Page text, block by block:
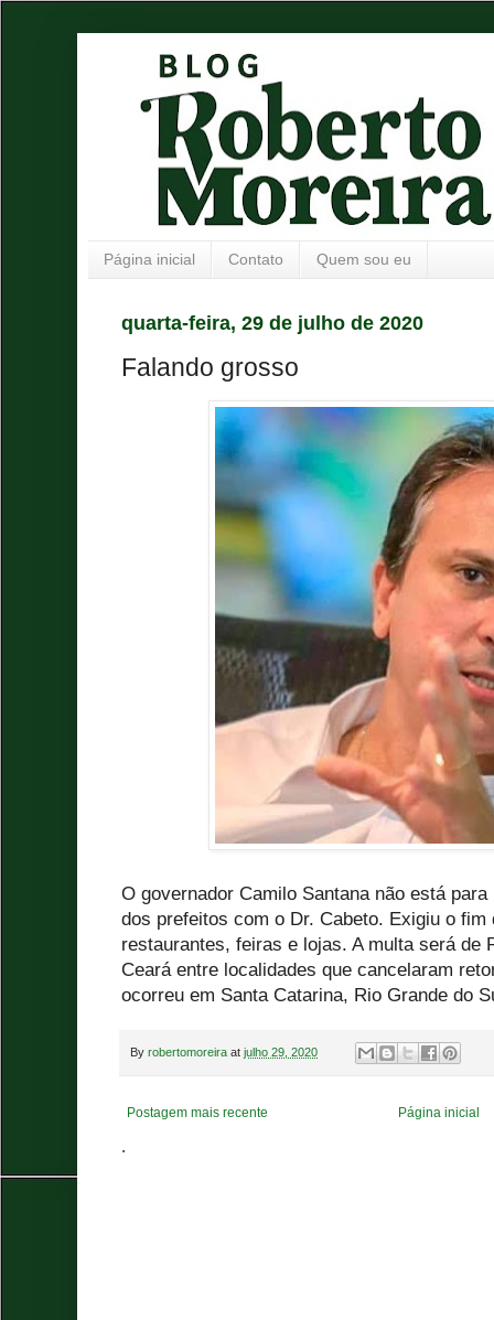
Página inicial Contato Quem sou eu
quarta-feira, 29 de julho de 2020
Falando grosso
O governador Camilo Santana não está
dos prefeitos com o Dr. Cabeto. Exigiu o
restaurantes, feiras e lojas. A multa será de
Ceará entre localidades que cancelaram
ocorreu em Santa Catarina, Rio Grande do
By robertomoreira at julho 29, 2020
Postagem mais recente Página inicial
.